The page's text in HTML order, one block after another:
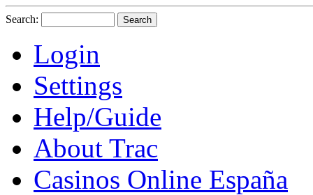
Search:
Login
Settings
Help/Guide
About Trac
Casinos Online España